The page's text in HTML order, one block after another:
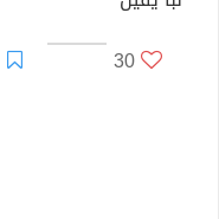
30